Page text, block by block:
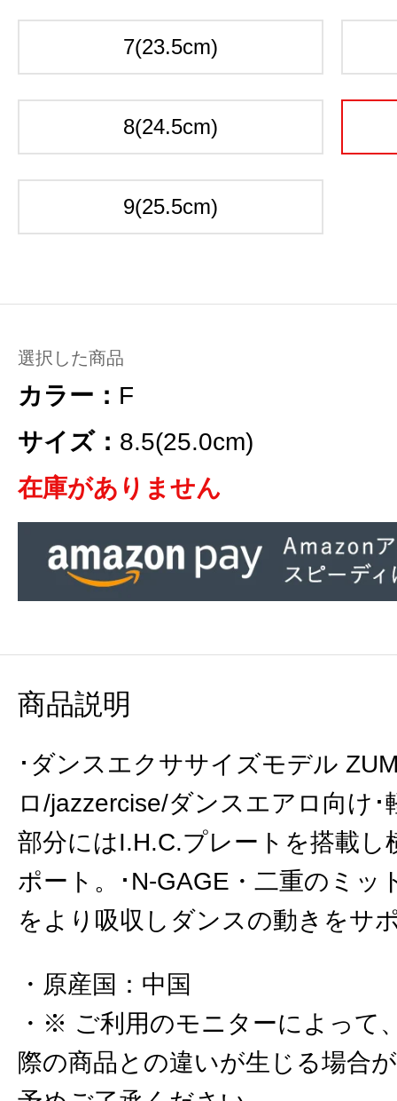
7(23.5cm)
8(24.5cm)
9(25.5cm)
選択した商品
カラー： F
サイズ： 8.5(25.0cm)
在庫がありません
商品説明
･ダンスエクササイズモデル
ロ/jazzercise/ダンスエアロ向け･
部分にはI.H.C.プレートを搭載し
ポート。･N-GAGE・二重のミッ
をより吸収しダンスの動きをサ
原産国 ： 中国
※ ご利用のモニターによって
際の商品との違いが生じる場合